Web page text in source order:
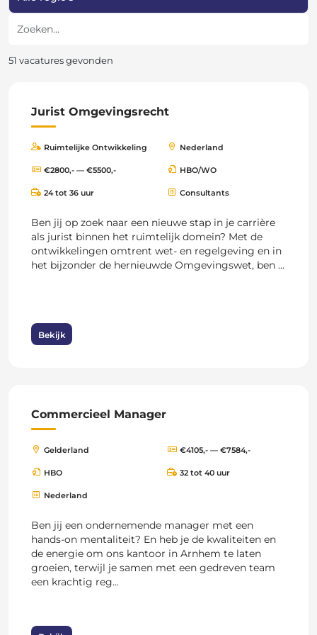
Zoeken
51 vacatures gevonden
Jurist Omgevingsrecht
Ruimtelijke Ontwikkeling Nederland
€2800,- — €5500,- HBO/WO
24 tot 36 uur Consultants
Ben jij op zoek naar een nieuwe stap in je carrière
als jurist binnen het ruimtelijk domein? Met de
ontwikkelingen omtrent wet- en regelgeving en in
het bijzonder de hernieuwde Omgevingswet, ben ...
Bekijk
Commercieel Manager
Gelderland €4105,- — €7584,-
HBO 32 tot 40 uur
Nederland
Ben jij een ondernemende manager met een
hands-on mentaliteit? En heb je de kwaliteiten en
de energie om ons kantoor in Arnhem te laten
groeien, terwijl je samen met een gedreven team
een krachtig reg...